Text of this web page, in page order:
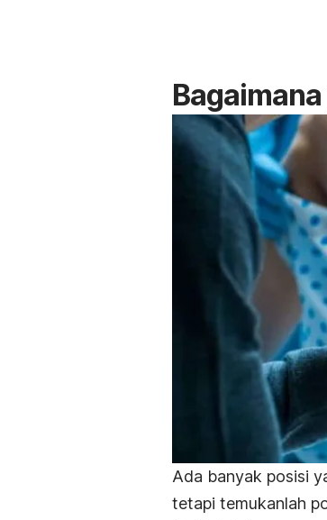
Ada banyak posisi
tetapi temukanlah